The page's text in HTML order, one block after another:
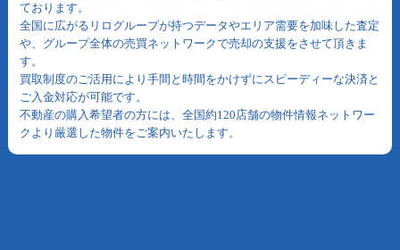
ております。
全国に広がるリログループが持つデータやエリア需要を加味した査定
や、グループ全体の売買ネットワークで売却の支援をさせて頂きま
す。
買取制度のご活用により手間と時間をかけずにスピーディーな決済と
ご入金対応が可能です。
不動産の購入希望者の方には、全国約120店舗の物件情報ネットワー
クより厳選した物件をご案内いたします。